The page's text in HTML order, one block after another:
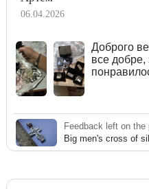
06.04.2026
Доброго
все
Feedback left on the
Big men's cross of